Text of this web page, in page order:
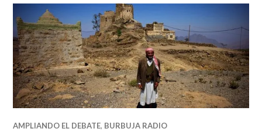
AMPLIANDO EL DEBATE, BURBUJA RADIO